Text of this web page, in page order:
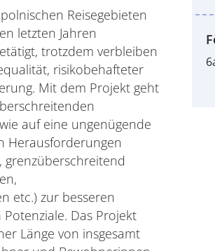
Reisegebieten
letzten Jahren
trotzdem verbleiben
risikobehafteter
Mit dem Projekt geht
auf eine ungenügende
Herausforderungen
grenzüberschreitend
etc.) zur besseren
Das Projekt
Länge von insgesamt